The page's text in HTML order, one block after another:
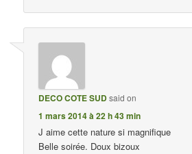
DECO COTE SUDsaid on
1 mars 2014 à 22 h 43 min
J aime cette nature si magnifique
Belle soirée. Doux bizoux